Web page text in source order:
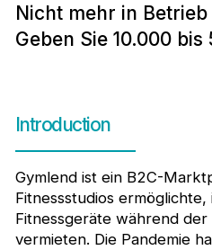
Nicht mehr in Betrieb
Geben Sie 10.000 bis
Introduction
Gymlend ist ein B2C-
Fitnessstudios
Fitnessgeräte während der
vermieten. Die Pandemie